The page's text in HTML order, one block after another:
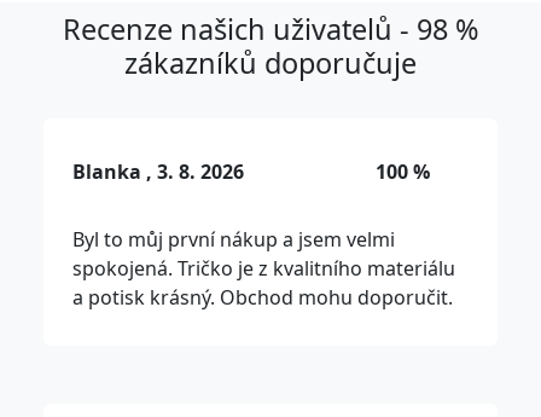
Recenze našich uživatelů - 98 %
zákazníků doporučuje
Blanka , 3. 8. 2026 100 %
Byl to můj první nákup a jsem velmi
spokojená. Tričko je z kvalitního materiálu
a potisk krásný. Obchod mohu doporučit.